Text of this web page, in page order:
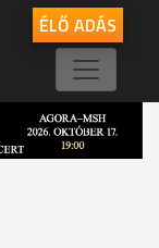
ÉLŐ ADÁS